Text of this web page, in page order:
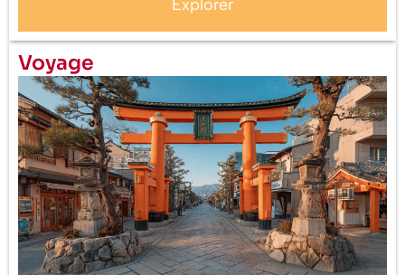
Explorer
Voyage